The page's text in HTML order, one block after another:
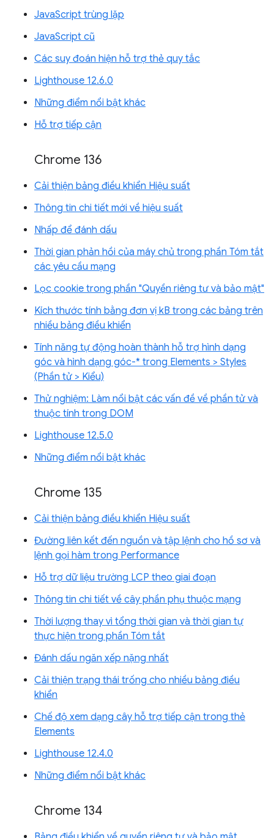
JavaScript trùng lặp
JavaScript cũ
Các suy đoán hiện hỗ trợ thẻ quy tắc
Lighthouse 12.6.0
Những điểm nổi bật khác
Hỗ trợ tiếp cận
Chrome 136
Cải thiện bảng điều khiển Hiệu suất
Thông tin chi tiết mới về hiệu suất
Nhấp để đánh dấu
Thời gian phản hồi của máy chủ trong phần Tóm tắt
các yêu cầu mạng
Lọc cookie trong phần "Quyền riêng tư và bảo mật"
Kích thước tính bằng đơn vị kB trong các bảng trên
nhiều bảng điều khiển
Tính năng tự động hoàn thành hỗ trợ hình dạng
góc và hình dạng góc-* trong Elements > Styles
(Phần tử > Kiểu)
Thử nghiệm: Làm nổi bật các vấn đề về phần tử và
thuộc tính trong DOM
Lighthouse 12.5.0
Những điểm nổi bật khác
Chrome 135
Cải thiện bảng điều khiển Hiệu suất
Đường liên kết đến nguồn và tập lệnh cho hồ sơ và
lệnh gọi hàm trong Performance
Hỗ trợ dữ liệu trường LCP theo giai đoạn
Thông tin chi tiết về cây phần phụ thuộc mạng
Thời lượng thay vì tổng thời gian và thời gian tự
thực hiện trong phần Tóm tắt
Đánh dấu ngăn xếp nặng nhất
Cải thiện trạng thái trống cho nhiều bảng điều
khiển
Chế độ xem dạng cây hỗ trợ tiếp cận trong thẻ
Elements
Lighthouse 12.4.0
Những điểm nổi bật khác
Chrome 134